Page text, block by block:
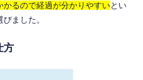
かるので経過が分かりやすいとい
ました。
方